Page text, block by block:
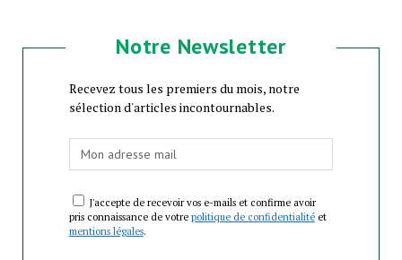
Notre Newsletter
Recevez tous les premiers du mois, notre
sélection d'articles incontournables.
J'accepte de recevoir vos e-mails et confirme avoir
pris connaissance de votre politique de confidentialitéet
mentions légales.